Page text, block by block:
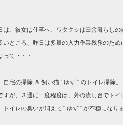
は、彼女は仕事へ、ワタクシは田舎暮らしの
いところ、昨日は多量の入力作業残務のため
って・・・
自宅の掃除 ＆ 飼い猫 " ゆず " のトイレ掃除
すが、３週に一度程度は、外の流し台でトイ
イレの臭いが消えて " ゆず " が不穏になり